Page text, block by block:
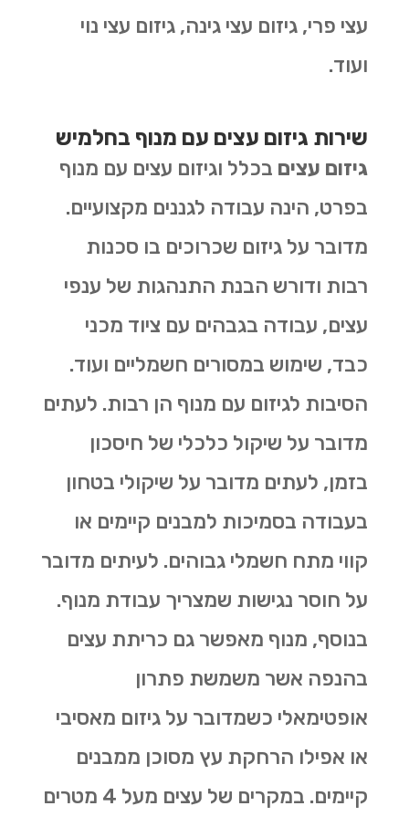
עצי פרי, גיזום עצי גינה, גיזום עצי נוי
ועוד.
שירות גיזום עצים עם מנוף בחלמיש
גיזום עצים בכלל וגיזום עצים עם מנוף
בפרט, הינה עבודה לגננים מקצועיים.
מדובר על גיזום שכרוכים בו סכנות
רבות ודורש הבנת התנהגות של ענפי
עצים, עבודה בגבהים עם ציוד מכני
כבד, שימוש במסורים חשמליים ועוד.
הסיבות לגיזום עם מנוף הן רבות. לעתים
מדובר על שיקול כלכלי של חיסכון
בזמן, לעתים מדובר על שיקולי בטחון
בעבודה בסמיכות למבנים קיימים או
קווי מתח חשמלי גבוהים. לעיתים מדובר
על חוסר נגישות שמצריך עבודת מנוף.
בנוסף, מנוף מאפשר גם כריתת עצים
בהנפה אשר משמשת פתרון
אופטימאלי כשמדובר על גיזום מאסיבי
או אפילו הרחקת עץ מסוכן ממבנים
קיימים. במקרים של עצים מעל 4 מטרים